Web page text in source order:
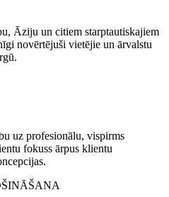
Āziju un citiem starptautiskajiem
novērtējuši vietējie un ārvalstu
uz profesionālu, vispirms
fokuss ārpus klientu